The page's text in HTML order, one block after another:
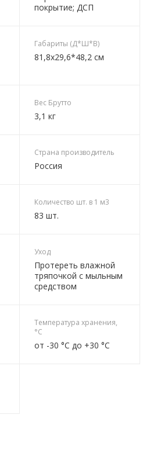
покрытие; ДСП
Габариты (Д*Ш*В)
81,8х29,6*48,2 см
Вес Брутто
3,1 кг
Страна производитель
Россия
Количество шт. в 1 м3
83 шт.
Уход
Протереть влажной
тряпочкой с мыльным
средством
Температура хранения,
°C
от -30 °C до +30 °C